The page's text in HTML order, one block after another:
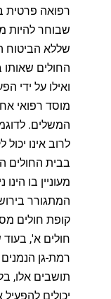
רפואה פרטית
שבוחר להיות
שללא הביטוח
החולים שאותו
ואילו על ידי
מוסד רפואי
המשלים.
בבית החולים
מעוניין בו
המתגורר
קופת חולים
חולים א',
רמת-גן
תושבים אלו,
יכולים